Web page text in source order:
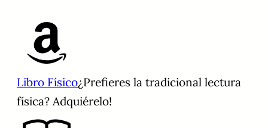
Libro Físico¿Prefieres la tradicional lectura
física? Adquiérelo!